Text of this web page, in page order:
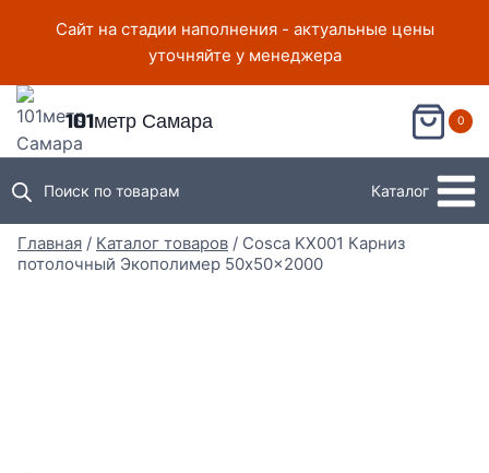
Сайт на стадии наполнения - актуальные цены
уточняйте у менеджера
101метр Самара 0
Поиск по товарам Каталог
Главная / Каталог товаров / Cosca KX001 Карниз
потолочный Экополимер 50x50x2000